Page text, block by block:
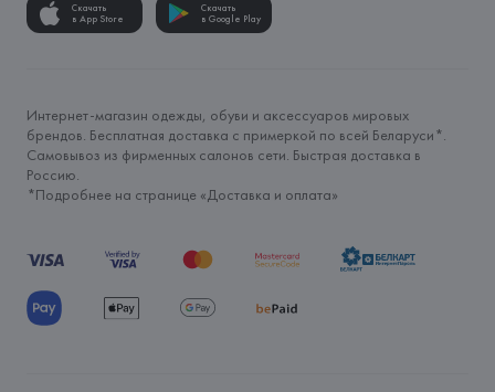
Скачать
в App Store
Скачать
в Google Play
Интернет-магазин одежды, обуви и аксессуаров мировых
брендов. Бесплатная доставка с примеркой по всей Беларуси*.
Самовывоз из фирменных салонов сети. Быстрая доставка в
Россию.
*Подробнее на странице «Доставка и оплата»